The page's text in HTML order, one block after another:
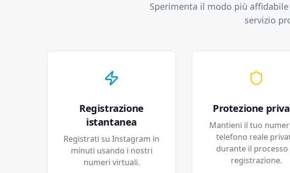
Sperimenta il modo più
servizio
Registrazione
istantanea
Registrati su Instagram in
minuti usando i nostri
numeri virtuali.
Protezione
Mantieni il tuo
telefono reale
durante il processo
registrazione.